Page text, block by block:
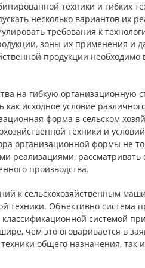
техники и гибких
несколько вариантов их
требования к
зоны их применения и
продукции
на гибкую организационную
исходное условие
форма в сельском
техники и
организационной формы не
реализациями,
производства.
к сельскохозяйственным
техники. Объективно система
системой
чем это оговаривается в
общего назначения, так и